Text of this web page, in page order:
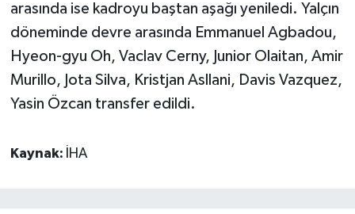
arasında ise kadroyu baştan aşağı yeniledi. Yalçın
döneminde devre arasında Emmanuel Agbadou,
Hyeon-gyu Oh, Vaclav Cerny, Junior Olaitan, Amir
Murillo, Jota Silva, Kristjan Asllani, Davis Vazquez,
Yasin Özcan transfer edildi.
Kaynak: İHA